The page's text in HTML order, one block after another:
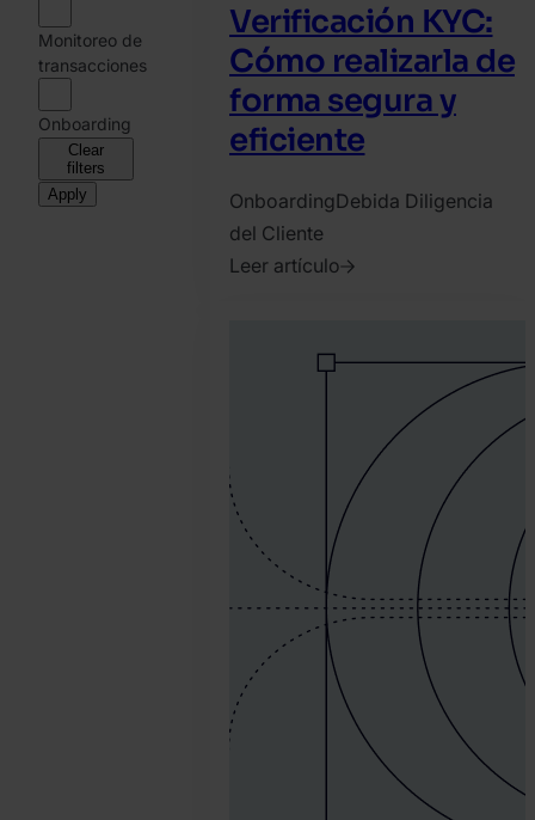
Monitoreo de
transacciones
Onboarding
Clear
filters
Apply
Verificación KYC:
Cómo realizarla de
forma segura y
eficiente
OnboardingDebida Diligencia
del Cliente
Leer artículo